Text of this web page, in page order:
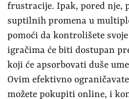
frustracije. Ipak, pored nje,
suptilnih promena u
pomoći da kontrolišete
igračima će biti dostupan
koji će apsorbovati duše
Ovim efektivno
možete pokupiti online, i